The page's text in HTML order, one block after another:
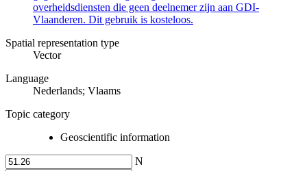
overheidsdiensten die geen deelnemer zijn aan GDI-
Vlaanderen. Dit gebruik is kosteloos.
Spatial representation type
Vector
Language
Nederlands; Vlaams
Topic category
Geoscientific information
N